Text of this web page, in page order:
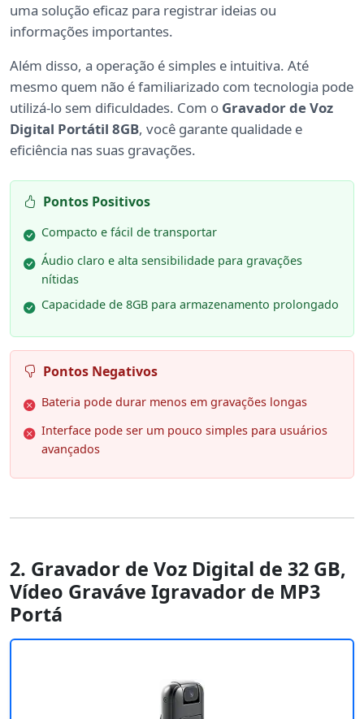
uma solução eficaz para registrar ideias ou
informações importantes.
Além disso, a operação é simples e intuitiva. Até
mesmo quem não é familiarizado com tecnologia pode
utilizá-lo sem dificuldades. Com o Gravador de Voz
Digital Portátil 8GB, você garante qualidade e
eficiência nas suas gravações.
Pontos Positivos
Compacto e fácil de transportar
Áudio claro e alta sensibilidade para gravações
nítidas
Capacidade de 8GB para armazenamento prolongado
Pontos Negativos
Bateria pode durar menos em gravações longas
Interface pode ser um pouco simples para usuários
avançados
2. Gravador de Voz Digital de 32 GB,
Vídeo Graváve Igravador de MP3
Portá